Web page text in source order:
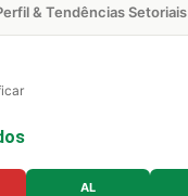
& Tendências Setoriais
AL